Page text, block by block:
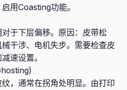
用Coasting功能。
于下层偏移。原因：皮带松
干涉、电机失步。需要检查皮
速设置。
，通常在拐角处明显。由打印